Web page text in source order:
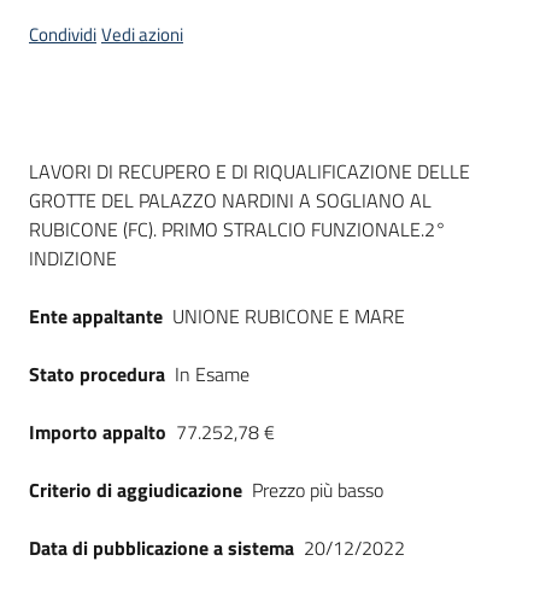
CondividiVedi azioni
Dati del bando
LAVORI DI RECUPERO E DI RIQUALIFICAZIONE DELLE
GROTTE DEL PALAZZO NARDINI A SOGLIANO AL
RUBICONE (FC). PRIMO STRALCIO FUNZIONALE.2°
INDIZIONE
Ente appaltante UNIONE RUBICONE E MARE
Stato procedura In Esame
Importo appalto 77.252,78 €
Criterio di aggiudicazione Prezzo più basso
Data di pubblicazione a sistema 20/12/2022